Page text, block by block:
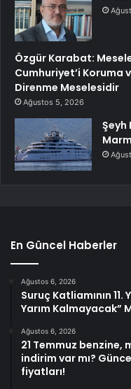
Özgür Karabat:
Cumhuriyet’i Koruma
Direnme Meselesidir
Ağustos 5, 2026
Şeyh
En Güncel Haberler
Ağustos 6, 2026
Suruç Katliamının 11.
Yarım Kalmayacak”
Ağustos 6, 2026
21 Temmuz
indirim var mı?
fiyatları!